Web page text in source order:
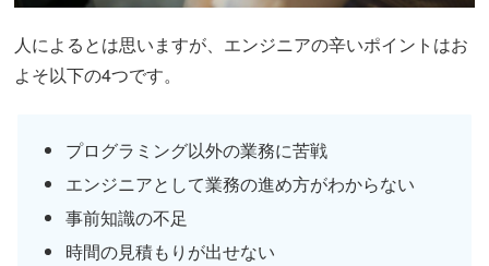
人によるとは思いますが、エンジニアの辛いポイントはお
よそ以下の4つです。
プログラミング以外の業務に苦戦
エンジニアとして業務の進め方がわからない
事前知識の不足
時間の見積もりが出せない